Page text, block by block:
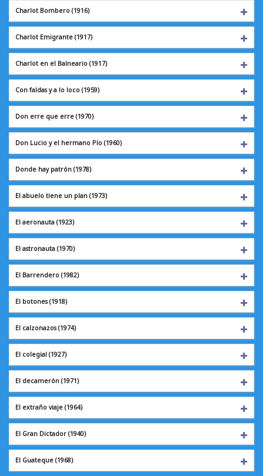
Charlot Bombero (1916)
Charlot Emigrante (1917)
Charlot en el Balneario (1917)
Con faldas y a lo loco (1959)
Don erre que erre (1970)
Don Lucio y el hermano Pío (1960)
Donde hay patrón (1978)
El abuelo tiene un plan (1973)
El aeronauta (1923)
El astronauta (1970)
El Barrendero (1982)
El botones(1918)
El calzonazos(1974)
El colegial (1927)
El decamerón (1971)
El extraño viaje (1964)
El Gran Dictador (1940)
El Guateque (1968)